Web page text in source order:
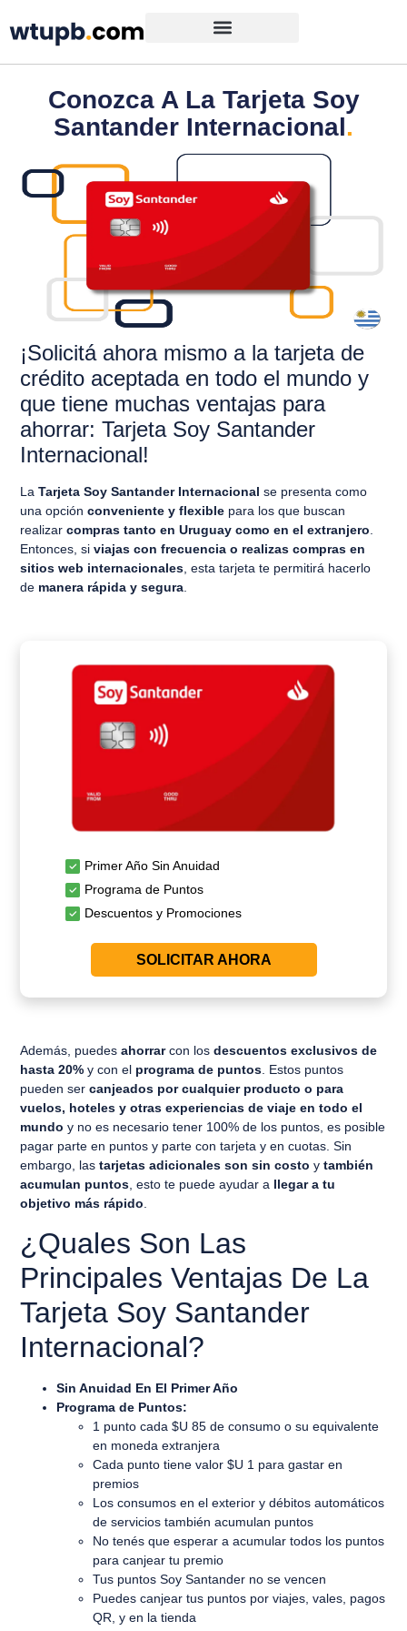
Conozca A La Tarjeta Soy
Santander Internacional.
¡Solicitá ahora mismo a la tarjeta de
crédito aceptada en todo el mundo y
que tiene muchas ventajas para
ahorrar: Tarjeta Soy Santander
Internacional!
LaTarjeta Soy Santander Internacional se presenta como
una opciónconveniente y flexible para los que buscan
realizarcompras tanto en Uruguay como en el extranjero.
Entonces, siviajas con frecuencia o realizas compras en
sitios web internacionales, esta tarjeta te permitirá hacerlo
de manera rápida y segura.
Primer Año Sin Anuidad
Programa de Puntos
Descuentos y Promociones
SOLICITAR AHORA
Además, puedesahorrarcon losdescuentos exclusivos de
hasta 20% y con el programa de puntos . Estos puntos
pueden sercanjeados por cualquier producto o para
vuelos, hoteles y otras experiencias de viaje en todo el
mundo y no es necesario tener 100% de los puntos, es posible
pagar parte en puntos y parte con tarjeta y en cuotas. Sin
embargo, lastarjetas adicionales son sin costo ytambién
acumulan puntos , esto te puede ayudar a llegar a tu
objetivo más rápido
¿Quales Son Las
Principales Ventajas De La
Tarjeta Soy Santander
Internacional?
Sin Anuidad En El Primer Año
Programa de Puntos:
1 punto cada $U 85 de consumo o su equivalente
en moneda extranjera
Cada punto tiene valor $U 1 para gastar en
premios
Los consumos en el exterior y débitos automáticos
de servicios también acumulan puntos
No tenés que esperar a acumular todos los puntos
para canjear tu premio
Tus puntos Soy Santander no se vencen
Puedes canjear tus puntos por viajes, vales, pagos
QR, y en la tienda